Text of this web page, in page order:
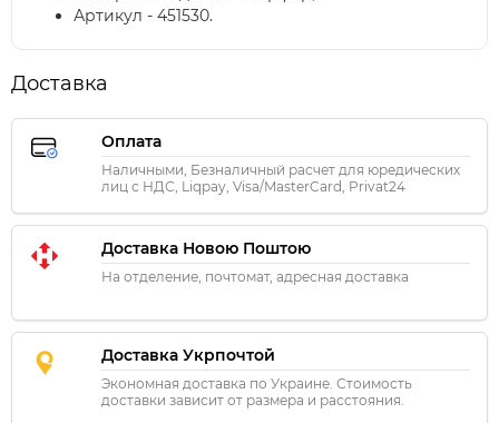
Артикул - 451530.
Доставка
Оплата
Наличными, Безналичный расчет для юредических
лиц с НДС, Liqpay, Visa/MasterCard, Privat24
Доставка Новою Поштою
На отделение, почтомат, адресная доставка
Доставка Укрпочтой
Экономная доставка по Украине. Стоимость
доставки зависит от размера и расстояния.